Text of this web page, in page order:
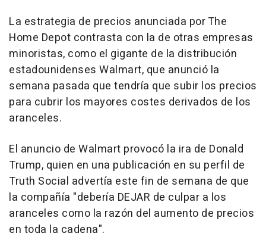
La estrategia de precios anunciada por The
Home Depot contrasta con la de otras empresas
minoristas, como el gigante de la distribución
estadounidenses Walmart, que anunció la
semana pasada que tendría que subir los precios
para cubrir los mayores costes derivados de los
aranceles.
El anuncio de Walmart provocó la ira de Donald
Trump, quien en una publicación en su perfil de
Truth Social advertía este fin de semana de que
la compañía "debería DEJAR de culpar a los
aranceles como la razón del aumento de precios
en toda la cadena".